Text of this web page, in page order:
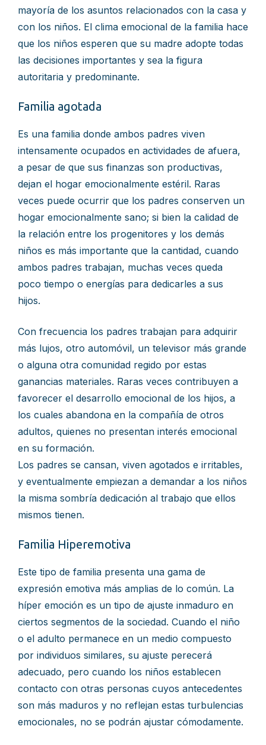
mayoría de los asuntos relacionados con la casa y
con los niños. El clima emocional de la familia hace
que los niños esperen que su madre adopte todas
las decisiones importantes y sea la figura
autoritaria y predominante.
Familia agotada
Es una familia donde ambos padres viven
intensamente ocupados en actividades de afuera,
a pesar de que sus finanzas son productivas,
dejan el hogar emocionalmente estéril. Raras
veces puede ocurrir que los padres conserven un
hogar emocionalmente sano; si bien la calidad de
la relación entre los progenitores y los demás
niños es más importante que la cantidad, cuando
ambos padres trabajan, muchas veces queda
poco tiempo o energías para dedicarles a sus
hijos.
Con frecuencia los padres trabajan para adquirir
más lujos, otro automóvil, un televisor más grande
o alguna otra comunidad regido por estas
ganancias materiales. Raras veces contribuyen a
favorecer el desarrollo emocional de los hijos, a
los cuales abandona en la compañía de otros
adultos, quienes no presentan interés emocional
en su formación.
Los padres se cansan, viven agotados e irritables,
y eventualmente empiezan a demandar a los niños
la misma sombría dedicación al trabajo que ellos
mismos tienen.
Familia Hiperemotiva
Este tipo de familia presenta una gama de
expresión emotiva más amplias de lo común. La
híper emoción es un tipo de ajuste inmaduro en
ciertos segmentos de la sociedad. Cuando el niño
o el adulto permanece en un medio compuesto
por individuos similares, su ajuste perecerá
adecuado, pero cuando los niños establecen
contacto con otras personas cuyos antecedentes
son más maduros y no reflejan estas turbulencias
emocionales, no se podrán ajustar cómodamente.